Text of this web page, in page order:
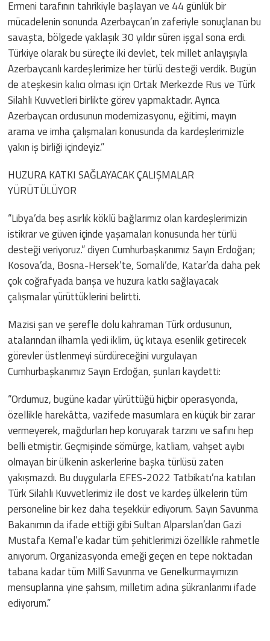
Ermeni tarafının tahrikiyle başlayan ve 44 günlük bir
mücadelenin sonunda Azerbaycan’ın zaferiyle sonuçlanan bu
savaşta, bölgede yaklaşık 30 yıldır süren işgal sona erdi.
Türkiye olarak bu süreçte iki devlet, tek millet anlayışıyla
Azerbaycanlı kardeşlerimize her türlü desteği verdik. Bugün
de ateşkesin kalıcı olması için Ortak Merkezde Rus ve Türk
Silahlı Kuvvetleri birlikte görev yapmaktadır. Ayrıca
Azerbaycan ordusunun modernizasyonu, eğitimi, mayın
arama ve imha çalışmaları konusunda da kardeşlerimizle
yakın iş birliği içindeyiz.”
HUZURA KATKI SAĞLAYACAK ÇALIŞMALAR
YÜRÜTÜLÜYOR
“Libya’da beş asırlık köklü bağlarımız olan kardeşlerimizin
istikrar ve güven içinde yaşamaları konusunda her türlü
desteği veriyoruz.” diyen Cumhurbaşkanımız Sayın Erdoğan;
Kosova’da, Bosna-Hersek’te, Somali’de, Katar’da daha pek
çok coğrafyada barışa ve huzura katkı sağlayacak
çalışmalar yürüttüklerini belirtti.
Mazisi şan ve şerefle dolu kahraman Türk ordusunun,
atalarından ilhamla yedi iklim, üç kıtaya esenlik getirecek
görevler üstlenmeyi sürdüreceğini vurgulayan
Cumhurbaşkanımız Sayın Erdoğan, şunları kaydetti:
“Ordumuz, bugüne kadar yürüttüğü hiçbir operasyonda,
özellikle harekâtta, vazifede masumlara en küçük bir zarar
vermeyerek, mağdurları hep koruyarak tarzını ve safını hep
belli etmiştir. Geçmişinde sömürge, katliam, vahşet ayıbı
olmayan bir ülkenin askerlerine başka türlüsü zaten
yakışmazdı. Bu duygularla EFES-2022 Tatbikatı’na katılan
Türk Silahlı Kuvvetlerimiz ile dost ve kardeş ülkelerin tüm
personeline bir kez daha teşekkür ediyorum. Sayın Savunma
Bakanımın da ifade ettiği gibi Sultan Alparslan’dan Gazi
Mustafa Kemal’e kadar tüm şehitlerimizi özellikle rahmetle
anıyorum. Organizasyonda emeği geçen en tepe noktadan
tabana kadar tüm Millî Savunma ve Genelkurmayımızın
mensuplarına yine şahsım, milletim adına şükranlarımı ifade
ediyorum.”